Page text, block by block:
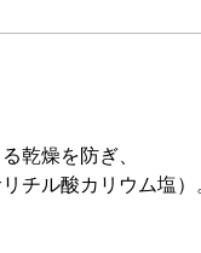
乾燥を防ぎ、
チル酸カリウム塩）